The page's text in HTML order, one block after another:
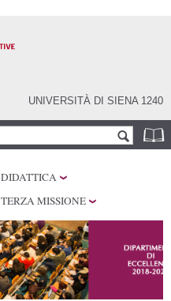
UNIVERSITÀ DI SIENA 1240
Form di ricerca
DIDATTICA
TERZA MISSIONE